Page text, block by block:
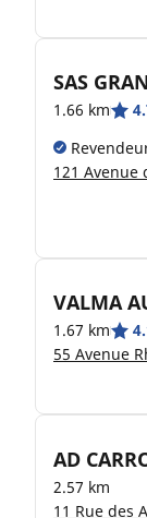
SAS
1.66 km
VALMA
1.67 km
AD
2.57 km
11 Rue des